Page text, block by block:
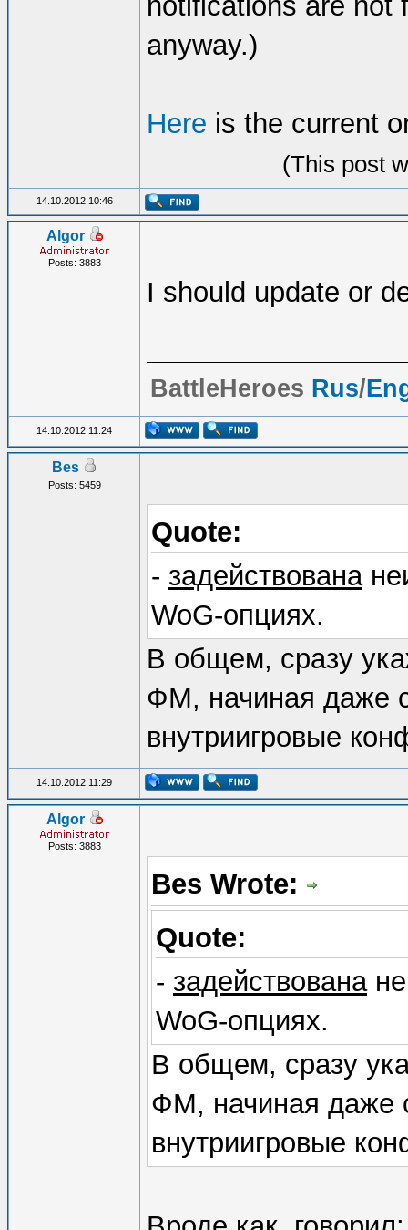
anyway.)
Here is the current
(This post
14.10.2012 10:46
Algor
Posts: 3883
I should update or
BattleHeroes Rus/
14.10.2012 11:24
Bes
Posts: 5459
Quote:
- задействована
WoG-опциях.
В общем, сразу
ФМ, начиная даже
внутриигровые
14.10.2012 11:29
Algor
Posts: 3883
Bes Wrote:
Quote:
- задействована
WoG-опциях.
В общем, сразу
ФМ, начиная даже
внутриигровые